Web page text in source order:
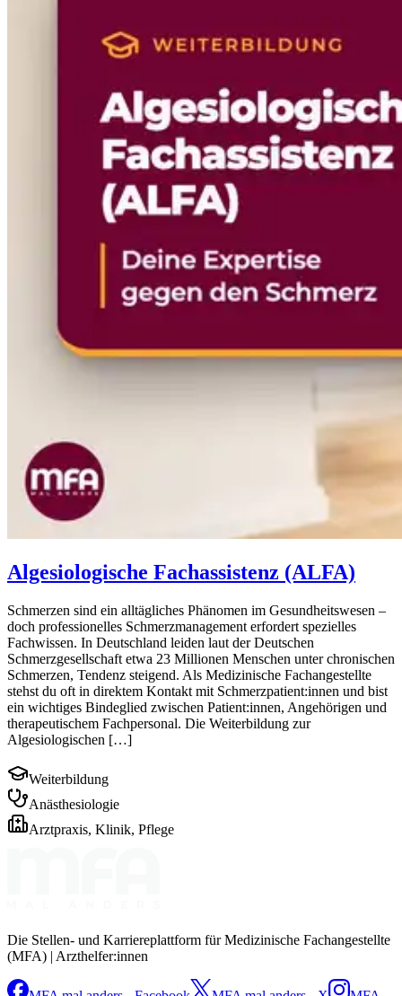
Algesiologische Fachassistenz (ALFA)
Schmerzen sind ein alltägliches Phänomen im Gesundheitswesen –
doch professionelles Schmerzmanagement erfordert spezielles
Fachwissen. In Deutschland leiden laut der Deutschen
Schmerzgesellschaft etwa 23 Millionen Menschen unter chronischen
Schmerzen, Tendenz steigend. Als Medizinische Fachangestellte
stehst du oft in direktem Kontakt mit Schmerzpatient:innen und bist
ein wichtiges Bindeglied zwischen Patient:innen, Angehörigen und
therapeutischem Fachpersonal. Die Weiterbildung zur
Algesiologischen […]
Weiterbildung
Anästhesiologie
Arztpraxis, Klinik, Pflege
Die Stellen- und Karriereplattform für Medizinische Fachangestellte
(MFA) | Arzthelfer:innen